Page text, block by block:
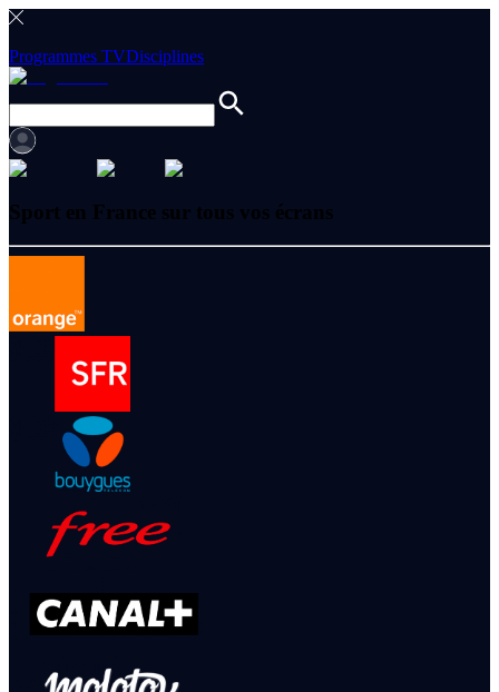
Programmes TVDisciplines
Sport en France sur tous vos écrans